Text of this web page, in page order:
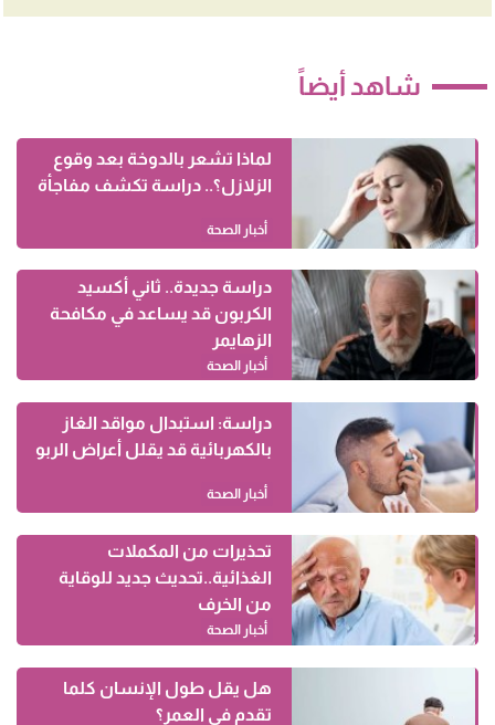
شاهد أيضاً
لماذا تشعر بالدوخة بعد وقوع
الزلازل؟.. دراسة تكشف مفاجأة
أخبار الصحة
دراسة جديدة.. ثاني أكسيد
الكربون قد يساعد في مكافحة
الزهايمر
أخبار الصحة
دراسة: استبدال مواقد الغاز
بالكهربائية قد يقلل أعراض الربو
أخبار الصحة
تحذيرات من المكملات
الغذائية..تحديث جديد للوقاية
من الخرف
أخبار الصحة
هل يقل طول الإنسان كلما
تقدم في العمر؟